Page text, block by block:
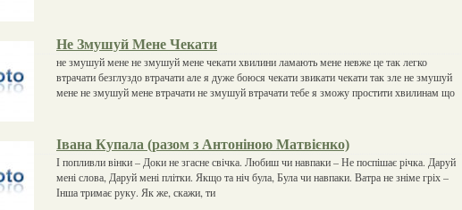
Не Змушуй Мене Чекати
не змушуй мене не змушуй мене чекати хвилини ламають мене невже це так легко
втрачати безглуздо втрачати але я дуже боюся чекати звикати чекати так зле не змушуй
мене не змушуй мене втрачати не змушуй втрачати тебе я зможу простити хвилинам що
Івана Купала (разом з Антоніною Матвієнко)
І попливли вінки – Доки не згасне свічка. Любиш чи навпаки – Не поспішає річка. Даруй
мені слова, Даруй мені плітки. Якщо та ніч була, Була чи навпаки. Ватра не зніме гріх –
Інша тримає руку. Як же, скажи, ти